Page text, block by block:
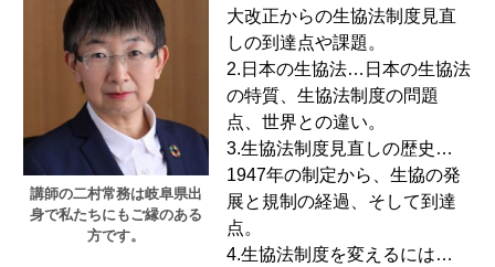
講師の二村常務は岐阜県出
身で私たちにもご縁のある
方です。
大改正からの生協法制度見直
しの到達点や課題。
2.日本の生協法…日本の生協法
の特質、生協法制度の問題
点、世界との違い。
3.生協法制度見直しの歴史…
1947年の制定から、生協の発
展と規制の経過、そして到達
点。
4.生協法制度を変えるには…